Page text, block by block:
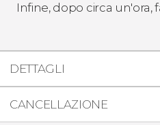
Infine, dopo circa
DETTAGLI
CANCELLAZIONE